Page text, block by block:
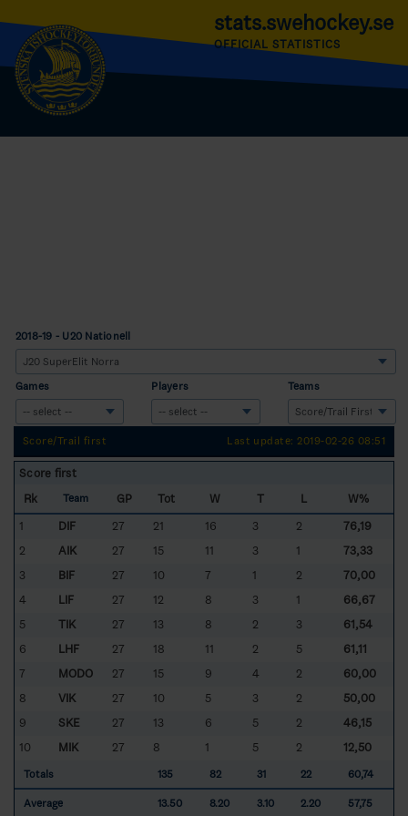
stats.swehockey.se
OFFICIAL STATISTICS
2018-19 - U20 Nationell
Games Players Teams
Score/Trail first Last update: 2019-02-26 08:51
Score first
Rk
Team GP Tot W T L
W%
1
DIF 27 21 16 3 2
76,19
2
AIK 27 15 11 3 1
73,33
3
BIF 27 10 7 1 2
70,00
4
LIF 27 12 8 3 1
66,67
5
TIK 27 13 8 2 3
61,54
6
LHF 27 18 11 2 5
61,11
7
MODO 27 15 9 4 2
60,00
8
VIK 27 10 5 3 2
50,00
9
SKE 27 13 6 5 2
46,15
10
MIK 27 8 1 5 2 12,50
Totals 135 82 31 22 60,74
Average 13.50 8.20 3.10 2.20 57,75